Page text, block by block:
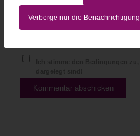
Verberge nur die Benachrichtigung